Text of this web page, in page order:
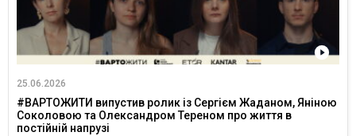
25.06.2026
#ВАРТОЖИТИ випустив ролик із Сергієм Жаданом, Яніною
Соколовою та Олександром Тереном про життя в
постійній напрузі